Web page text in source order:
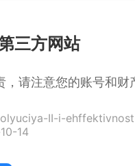
三方网站
请注意您的账号和财
II-i-
14